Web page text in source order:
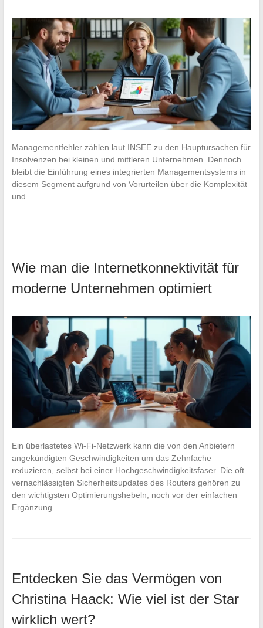
Managementfehler zählen laut INSEE zu den Hauptursachen für
Insolvenzen bei kleinen und mittleren Unternehmen. Dennoch
bleibt die Einführung eines integrierten Managementsystems in
diesem Segment aufgrund von Vorurteilen über die Komplexität
und…
Wie man die Internetkonnektivität für
moderne Unternehmen optimiert
Ein überlastetes Wi-Fi-Netzwerk kann die von den Anbietern
angekündigten Geschwindigkeiten um das Zehnfache
reduzieren, selbst bei einer Hochgeschwindigkeitsfaser. Die oft
vernachlässigten Sicherheitsupdates des Routers gehören zu
den wichtigsten Optimierungshebeln, noch vor der einfachen
Ergänzung…
Entdecken Sie das Vermögen von
Christina Haack: Wie viel ist der Star
wirklich wert?